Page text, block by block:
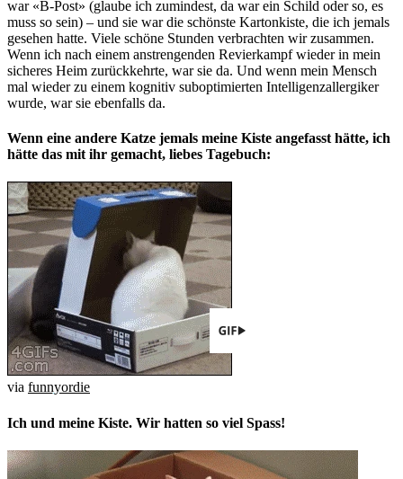
war «B-Post» (glaube ich zumindest, da war ein Schild oder so, es
muss so sein) – und sie war die schönste Kartonkiste, die ich jemals
gesehen hatte. Viele schöne Stunden verbrachten wir zusammen.
Wenn ich nach einem anstrengenden Revierkampf wieder in mein
sicheres Heim zurückkehrte, war sie da. Und wenn mein Mensch
mal wieder zu einem kognitiv suboptimierten Intelligenzallergiker
wurde, war sie ebenfalls da.
Wenn eine andere Katze jemals meine Kiste angefasst hätte, ich
hätte das mit ihr gemacht, liebes Tagebuch:
via funnyordie
Ich und meine Kiste. Wir hatten so viel Spass!